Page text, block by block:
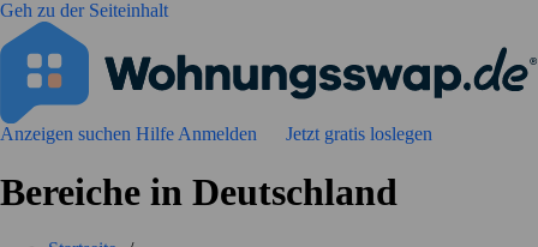
Geh zu der Seiteinhalt
Anzeigen suchen Hilfe Anmelden Jetzt gratis loslegen
Bereiche in Deutschland